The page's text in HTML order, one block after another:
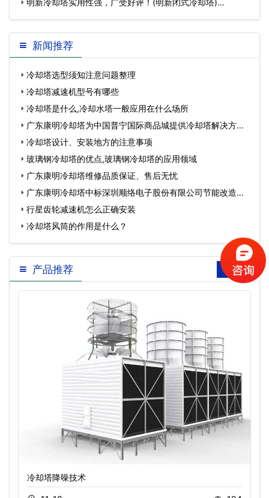
新闻推荐
冷却塔选型须知注意问题整理
冷却塔减速机型号有哪些
冷却塔是什么,冷却水塔一般应用在什么场所
广东康明冷却塔为中国普宁国际商品城提供冷却塔解决方
案…冷却塔设计、安装地方的注意事项
玻璃钢冷却塔的优点,玻璃钢冷却塔的应用领域
广东康明冷却塔维修品质保证、售后无忧
广东康明冷却塔中标深圳顺络电子股份有限公司节能改造工
程…行星齿轮减速机怎么正确安装
冷却塔风筒的作用是什么？
产品推荐
冷却塔降噪技术